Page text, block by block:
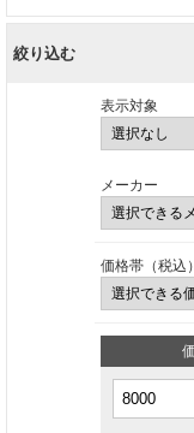
絞り込む
表示対象
メーカー
価格帯（税込）